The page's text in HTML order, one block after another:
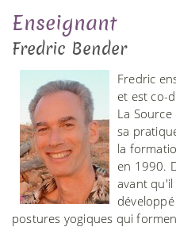
Enseignant
Fredric Bender
Fredric
et est co-
La
sa
la
en 1990.
avant qu'il
postures yogiques qui